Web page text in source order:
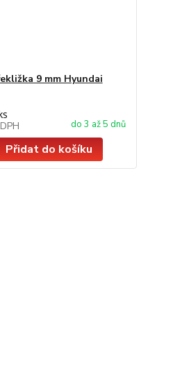
9 mm Hyundai
do 3 až 5 dnů
Přidat do košíku